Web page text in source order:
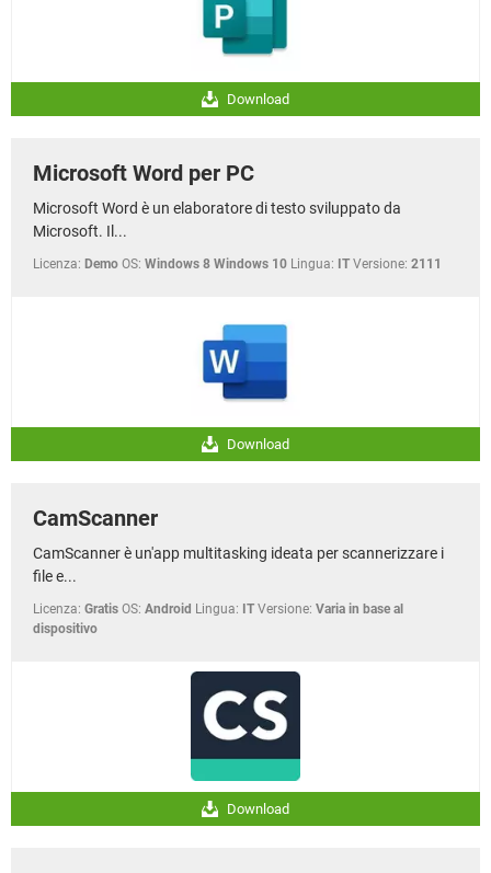
Download
Microsoft Word per PC
Microsoft Word è un elaboratore di testo sviluppato da
Microsoft. Il...
Licenza: Demo OS: Windows 8 Windows 10 Lingua: IT Versione: 2111
Download
CamScanner
CamScanner è un'app multitasking ideata per scannerizzare i
file e...
Licenza: Gratis OS: Android Lingua: IT Versione: Varia in base al
dispositivo
Download